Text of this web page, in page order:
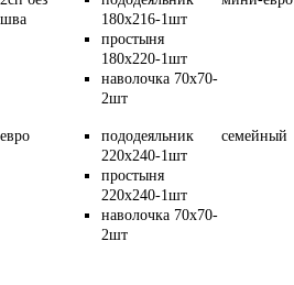
шва
180х216-1шт
простыня
180х220-1шт
наволочка 70х70-
2шт
евро
пододеяльник
220х240-1шт
простыня
220х240-1шт
наволочка 70х70-
2шт
семейный